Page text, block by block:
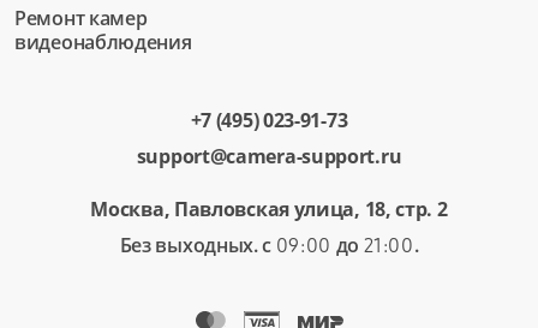
Ремонт камер
видеонаблюдения
+7 (495) 023-91-73
support@camera-support.ru
Москва, Павловская улица, 18, стр. 2
Без выходных. с 09:00 до 21:00.